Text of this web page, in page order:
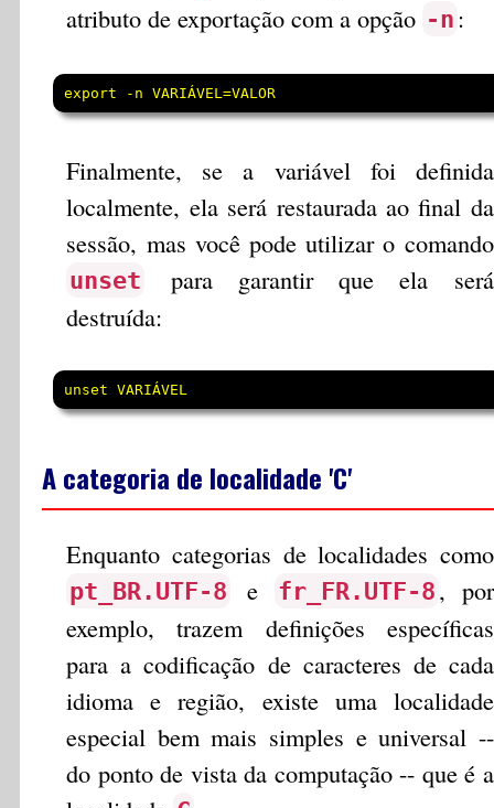
atributo de exportação com a opção -n :
export -n VARIÁVEL=VALOR
Finalmente, se a variável foi definida
localmente, ela será restaurada ao final da
sessão, mas você pode utilizar o comando
unset
para garantir que ela será
destruída:
unset VARIÁVEL
A categoria de localidade 'C'
Enquanto categorias de localidades como
pt_BR.UTF-8 e fr_FR.UTF-8, por
exemplo, trazem definições específicas
para a codificação de caracteres de cada
idioma e região, existe uma localidade
especial bem mais simples e universal --
do ponto de vista da computação -- que é a